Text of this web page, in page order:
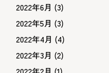
2022年6月 (3)
2022年5月 (3)
2022年4月 (4)
2022年3月 (2)